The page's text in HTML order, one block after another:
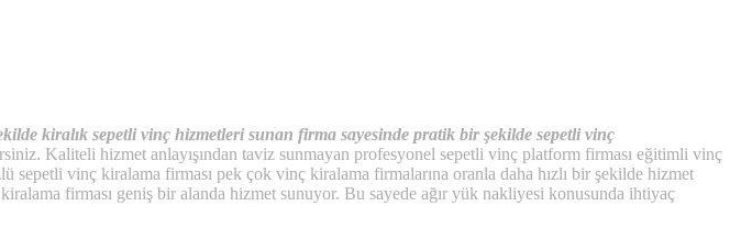
kiralık sepetli vinç hizmetleri sunan firma sayesinde pratik bir şekilde sepetli vinç
Kaliteli hizmet anlayışından taviz sunmayan profesyonel sepetli vinç platform firması eğitimli vinç
vinç kiralama firması pek çok vinç kiralama firmalarına oranla daha hızlı bir şekilde hizmet
firması geniş bir alanda hizmet sunuyor. Bu sayede ağır yük nakliyesi konusunda ihtiyaç